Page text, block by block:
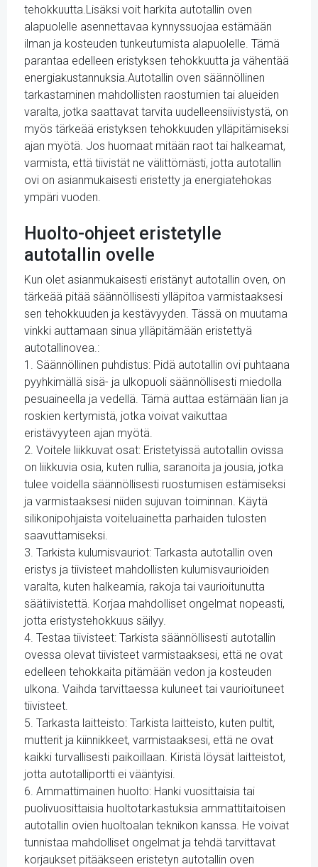
tehokkuutta.Lisäksi voit harkita autotallin oven
alapuolelle asennettavaa kynnyssuojaa estämään
ilman ja kosteuden tunkeutumista alapuolelle. Tämä
parantaa edelleen eristyksen tehokkuutta ja vähentää
energiakustannuksia.Autotallin oven säännöllinen
tarkastaminen mahdollisten raostumien tai alueiden
varalta, jotka saattavat tarvita uudelleensiivistystä, on
myös tärkeää eristyksen tehokkuuden ylläpitämiseksi
ajan myötä. Jos huomaat mitään raot tai halkeamat,
varmista, että tiivistät ne välittömästi, jotta autotallin
ovi on asianmukaisesti eristetty ja energiatehokas
ympäri vuoden.
Huolto-ohjeet eristetylle
autotallin ovelle
Kun olet asianmukaisesti eristänyt autotallin oven, on
tärkeää pitää säännöllisesti ylläpitoa varmistaaksesi
sen tehokkuuden ja kestävyyden. Tässä on muutama
vinkki auttamaan sinua ylläpitämään eristettyä
autotallinovea.:
1. Säännöllinen puhdistus: Pidä autotallin ovi puhtaana
pyyhkimällä sisä- ja ulkopuoli säännöllisesti miedolla
pesuaineella ja vedellä. Tämä auttaa estämään lian ja
roskien kertymistä, jotka voivat vaikuttaa
eristävyyteen ajan myötä.
2. Voitele liikkuvat osat: Eristetyissä autotallin ovissa
on liikkuvia osia, kuten rullia, saranoita ja jousia, jotka
tulee voidella säännöllisesti ruostumisen estämiseksi
ja varmistaaksesi niiden sujuvan toiminnan. Käytä
silikonipohjaista voiteluainetta parhaiden tulosten
saavuttamiseksi.
3. Tarkista kulumisvauriot: Tarkasta autotallin oven
eristys ja tiivisteet mahdollisten kulumisvaurioiden
varalta, kuten halkeamia, rakoja tai vaurioitunutta
säätiivistettä. Korjaa mahdolliset ongelmat nopeasti,
jotta eristystehokkuus säilyy.
4. Testaa tiivisteet: Tarkista säännöllisesti autotallin
ovessa olevat tiivisteet varmistaaksesi, että ne ovat
edelleen tehokkaita pitämään vedon ja kosteuden
ulkona. Vaihda tarvittaessa kuluneet tai vaurioituneet
tiivisteet.
5. Tarkasta laitteisto: Tarkista laitteisto, kuten pultit,
mutterit ja kiinnikkeet, varmistaaksesi, että ne ovat
kaikki turvallisesti paikoillaan. Kiristä löysät laitteistot,
jotta autotalliportti ei vääntyisi.
6. Ammattimainen huolto: Hanki vuosittaisia tai
puolivuosittaisia huoltotarkastuksia ammattitaitoisen
autotallin ovien huoltoalan teknikon kanssa. He voivat
tunnistaa mahdolliset ongelmat ja tehdä tarvittavat
korjaukset pitääkseen eristetyn autotallin oven